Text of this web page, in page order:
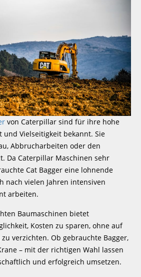
von Caterpillar sind für ihre hohe
und Vielseitigkeit bekannt. Sie
Abbrucharbeiten oder den
Da Caterpillar Maschinen sehr
Cat Bagger eine lohnende
nach vielen Jahren intensiven
arbeiten.
Baumaschinen bietet
Kosten zu sparen, ohne auf
verzichten. Ob gebrauchte Bagger,
– mit der richtigen Wahl lassen
und erfolgreich umsetzen.